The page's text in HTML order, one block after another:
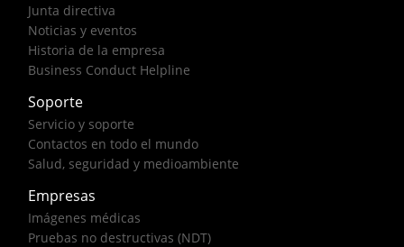
Junta directiva
Noticias y eventos
Historia de la empresa
Business Conduct Helpline
Soporte
Servicio y soporte
Contactos en todo el mundo
Salud, seguridad y medioambiente
Empresas
Imágenes médicas
Pruebas no destructivas (NDT)